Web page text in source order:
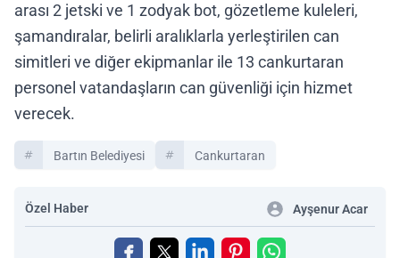
arası 2 jetski ve 1 zodyak bot, gözetleme kuleleri,
şamandıralar, belirli aralıklarla yerleştirilen can
simitleri ve diğer ekipmanlar ile 13 cankurtaran
personel vatandaşların can güvenliği için hizmet
verecek.
Bartın Belediyesi Cankurtaran
Özel Haber Ayşenur Acar